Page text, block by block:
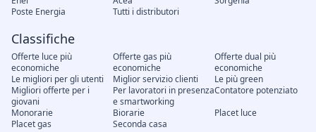
Poste Energia
Tutti i distributori
Classifiche
Offerte luce più
economiche
Offerte gas più
economiche
Offerte dual più
economiche
Le migliori per gli utenti
Miglior servizio clienti
Le più green
Migliori offerte per i
giovani
Per lavoratori in presenza
e smartworking
Contatore potenziato
Monorarie
Biorarie
Placet luce
Placet gas
Seconda casa